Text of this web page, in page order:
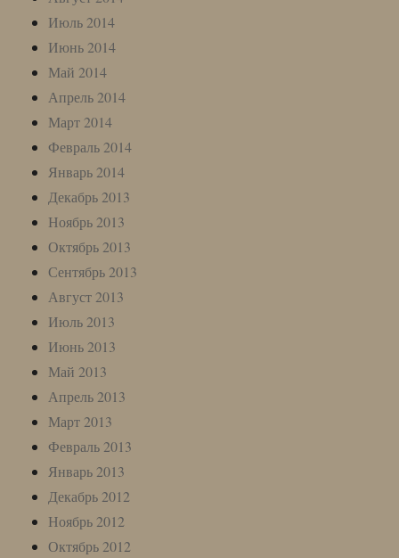
Июль 2014
Июнь 2014
Май 2014
Апрель 2014
Март 2014
Февраль 2014
Январь 2014
Декабрь 2013
Ноябрь 2013
Октябрь 2013
Сентябрь 2013
Август 2013
Июль 2013
Июнь 2013
Май 2013
Апрель 2013
Март 2013
Февраль 2013
Январь 2013
Декабрь 2012
Ноябрь 2012
Октябрь 2012